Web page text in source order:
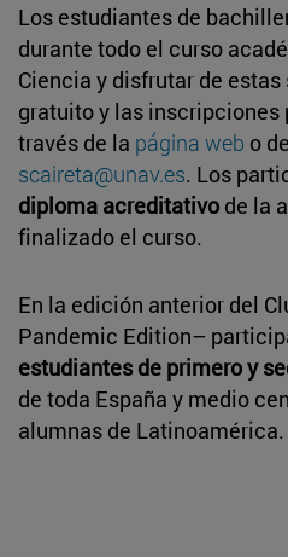
Los estudiantes de
durante todo el curso
Ciencia y disfrutar de
gratuito y las inscripciones
través de la página web o
scaireta@unav.es. Los
diploma acreditativo de la
finalizado el curso.
En la edición anterior del
Pandemic Edition–
estudiantes de primero y
de toda España y medio
alumnas de Latinoamérica.